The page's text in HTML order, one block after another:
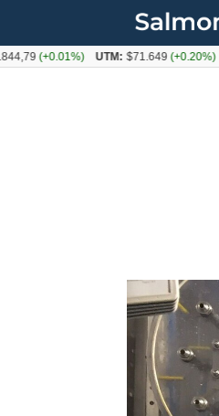
UTM: $71.649(+0.20%) Dólar: